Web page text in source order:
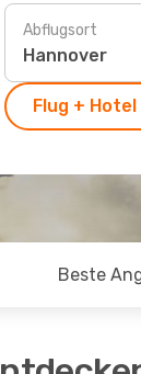
Abflugsort
Flug +
Beste